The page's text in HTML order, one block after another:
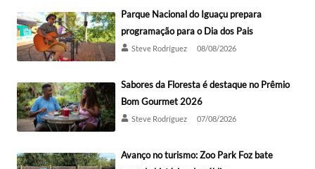
Parque Nacional do Iguaçu prepara
programação para o Dia dos Pais
Steve Rodríguez 08/08/2026
Sabores da Floresta é destaque no Prêmio
Bom Gourmet 2026
Steve Rodríguez 07/08/2026
Avanço no turismo: Zoo Park Foz bate